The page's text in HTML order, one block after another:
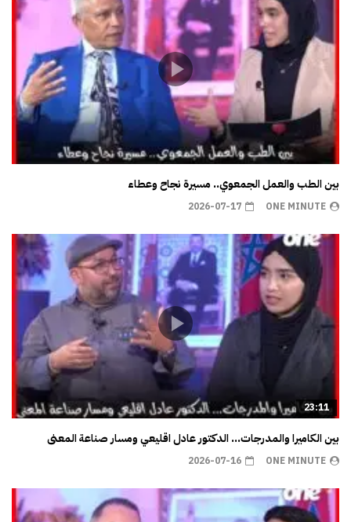
بين الطب والعمل الجمعوي.. مسيرة نجاح وعطاء
ONE MINUTE
2026-07-17
23:11
بين الكاميرا والمدرجات… الدكتور عادل اقليعي ومسار صناعة المعنى
ONE MINUTE
2026-07-16